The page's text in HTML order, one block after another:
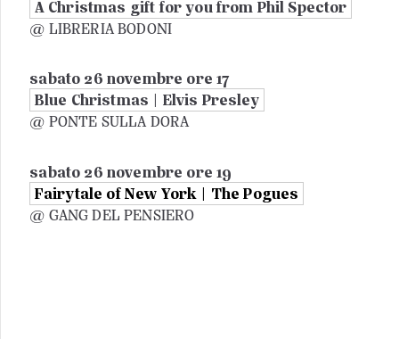
A Christmas gift for you from Phil Spector
@ LIBRERIA BODONI
sabato 26 novembre ore 17
Blue Christmas | Elvis Presley
@ PONTE SULLA DORA
sabato 26 novembre ore 19
Fairytale of New York | The Pogues
@ GANG DEL PENSIERO